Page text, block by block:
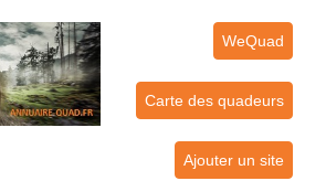
WeQuad
Carte des quadeurs
Ajouter un site